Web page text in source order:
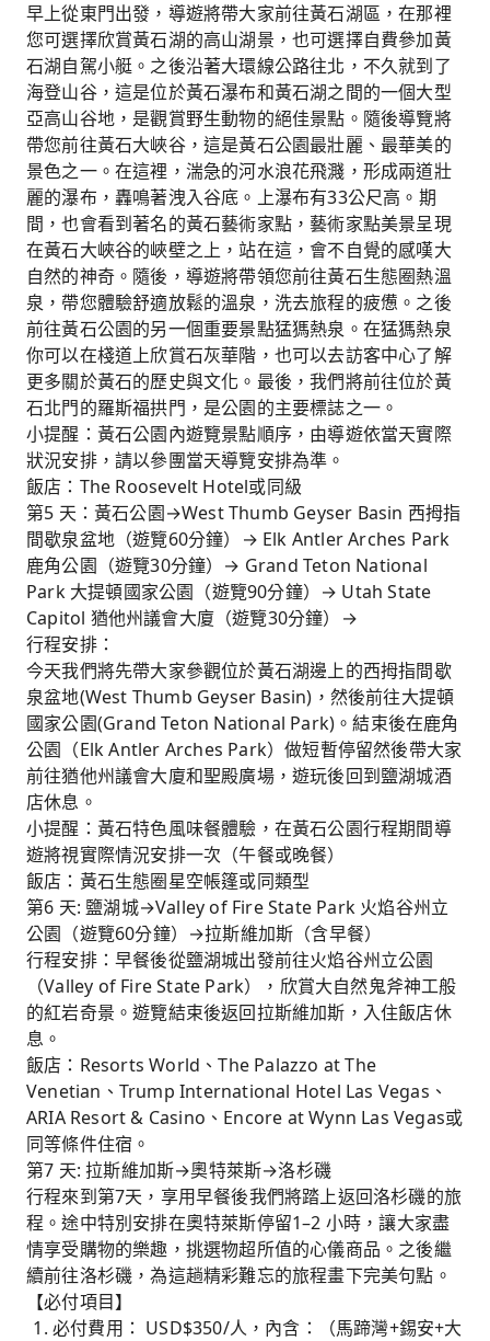
早上從東門出發，導遊將帶大家前往黃石湖區，在那裡
您可選擇欣賞黃石湖的高山湖景，也可選擇自費參加黃
石湖自駕小艇。之後沿著大環線公路往北，不久就到了
海登山谷，這是位於黃石瀑布和黃石湖之間的一個大型
亞高山谷地，是觀賞野生動物的絕佳景點。隨後導覽將
帶您前往黃石大峽谷，這是黃石公園最壯麗、最華美的
景色之一。在這裡，湍急的河水浪花飛濺，形成兩道壯
麗的瀑布，轟鳴著洩入谷底。上瀑布有33公尺高。期
間，也會看到著名的黃石藝術家點，藝術家點美景呈現
在黃石大峽谷的峽壁之上，站在這，會不自覺的感嘆大
自然的神奇。隨後，導遊將帶領您前往黃石生態圈熱溫
泉，帶您體驗舒適放鬆的溫泉，洗去旅程的疲憊。之後
前往黃石公園的另一個重要景點猛獁熱泉。在猛獁熱泉
你可以在棧道上欣賞石灰華階，也可以去訪客中心了解
更多關於黃石的歷史與文化。最後，我們將前往位於黃
石北門的羅斯福拱門，是公園的主要標誌之一。
小提醒：黃石公園內遊覽景點順序，由導遊依當天實際
狀況安排，請以參團當天導覽安排為準。
飯店：The Roosevelt Hotel或同級
第5 天：黃石公園→West Thumb Geyser Basin 西拇指
間歇泉盆地（遊覽60分鐘）→ Elk Antler Arches Park
鹿角公園（遊覽30分鐘）→ Grand Teton National
Park 大提頓國家公園（遊覽90分鐘）→ Utah State
Capitol 猶他州議會大廈（遊覽30分鐘）→
行程安排：
今天我們將先帶大家參觀位於黃石湖邊上的西拇指間歇
泉盆地(West Thumb Geyser Basin)，然後前往大提頓
國家公園(Grand Teton National Park)。結束後在鹿角
公園（Elk Antler Arches Park）做短暫停留然後帶大家
前往猶他州議會大廈和聖殿廣場，遊玩後回到鹽湖城酒
店休息。
小提醒：黃石特色風味餐體驗，在黃石公園行程期間導
遊將視實際情況安排一次（午餐或晚餐）
飯店：黃石生態圈星空帳篷或同類型
第6 天: 鹽湖城→Valley of Fire State Park 火焰谷州立
公園（遊覽60分鐘）→拉斯維加斯（含早餐）
行程安排：早餐後從鹽湖城出發前往火焰谷州立公園
（Valley of Fire State Park），欣賞大自然鬼斧神工般
的紅岩奇景。遊覽結束後返回拉斯維加斯，入住飯店休
息。
飯店：Resorts World、The Palazzo at The
Venetian、Trump International Hotel Las Vegas、
ARIA Resort & Casino、Encore at Wynn Las Vegas或
同等條件住宿。
第7 天: 拉斯維加斯→奧特萊斯→洛杉磯
行程來到第7天，享用早餐後我們將踏上返回洛杉磯的旅
程。途中特別安排在奧特萊斯停留1–2 小時，讓大家盡
情享受購物的樂趣，挑選物超所值的心儀商品。之後繼
續前往洛杉磯，為這趟精彩難忘的旅程畫下完美句點。
【必付項目】
必付費用： USD$350/人，內含：（馬蹄灣+錫安+大